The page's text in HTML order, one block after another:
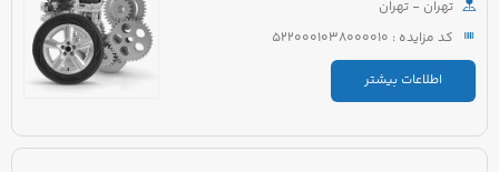
تهران - تهران
کد مزایده : 5220001038000010
اطلاعات بیشتر